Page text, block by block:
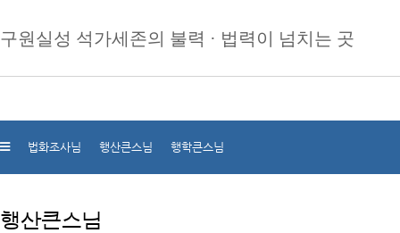
구원실성 석가세존의 불력 · 법력이 넘치는 곳
법화조사님 행산큰스님 행학큰스님
행산큰스님